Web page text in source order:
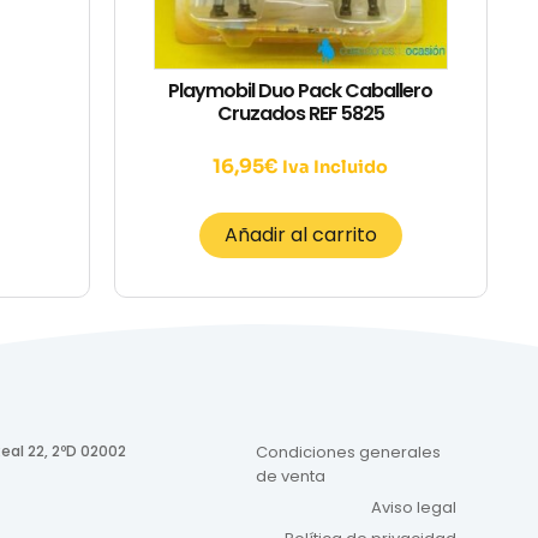
Playmobil Duo Pack Caballero
Cruzados REF 5825
16,95€ Iva Incluido
Añadir al carrito
22, 2ºD 02002
Condiciones generales
de venta
Aviso legal